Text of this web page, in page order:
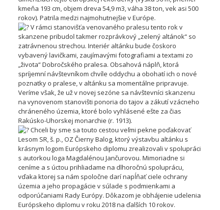
kmeňa 193 cm, objem dreva 54,9 m3, váha 38 ton, vek asi 500
rokov). Patrila medzi najmohutnejšie v Európe.
V rámci stanovišťa venovaného pralesu tento rok v
skanzene pribudol takmer rozprávkový „zelený altánok“ so
zatrávnenou strechou. Interiér altánku bude čoskoro
vybavený lavičkami, zaujímavými fotografiami a textami zo
„života“ Dobročského pralesa. Obsahová náplň, ktorá
spríjemní návštevníkom chvíle oddychu a obohatí ich o nové
poznatky o pralese, v altánku sa momentálne pripravuje.
Veríme však, že už v novej sezóne sa návštevníci skanzenu
na vynovenom stanovišti ponoria do tajov a zákutí vzácneho
chráneného územia, ktoré bolo vyhlásené ešte za čias
Rakúsko-Uhorskej monarchie (r. 1913).
Chceli by sme sa touto cestou veľmi pekne poďakovať
Lesom SR, š. p., OZ Čierny Balog, ktorý výstavbu altánku s
krásnym logom Európskeho diplomu zrealizovali v spolupráci
s autorkou loga Magdalénou Jančurovou. Mimoriadne si
ceníme a s úctou prihliadame na dlhoročnú spoluprácu,
vďaka ktorej sa nám spoločne darí napĺňať ciele ochrany
územia a jeho propagácie v súlade s podmienkami a
odporúčaniami Rady Európy. Dôkazom je obhájenie udelenia
Európskeho diplomu v roku 2018 na ďalších 10 rokov.